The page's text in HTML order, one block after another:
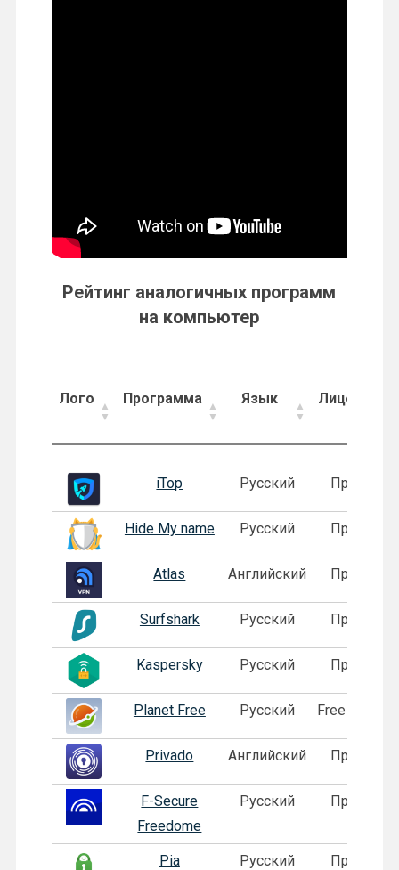
Рейтинг аналогичных программ
на компьютер
Лого Программа Язык Лицензия
Лого Программа Язык Лицензия
iTop Русский Пробная
Hide My name Русский Пробная
Atlas Английский Пробная
Surfshark Русский Пробная
Kaspersky Русский Пробная
Planet Free Русский Free 5
Privado Английский Пробная
F-Secure
Freedome
Русский Пробная
Pia Русский Пробная